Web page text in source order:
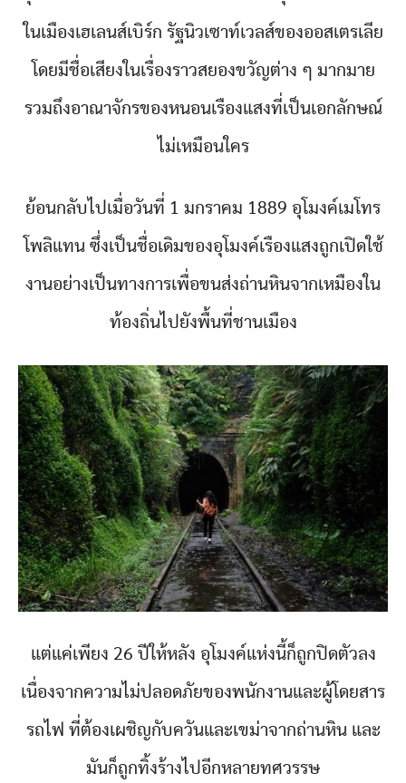
ในเมืองเฮเลนส์เบิร์ก รัฐนิวเซาท์เวลส์ของออสเตรเลีย
โดยมีชื่อเสียงในเรื่องราวสยองขวัญต่าง ๆ มากมาย
รวมถึงอาณาจักรของหนอนเรืองแสงที่เป็นเอกลักษณ์
ไม่เหมือนใคร
ย้อนกลับไปเมื่อวันที่ 1 มกราคม 1889 อุโมงค์เมโทร
โพลิแทน ซึ่งเป็นชื่อเดิมของอุโมงค์เรืองแสงถูกเปิดใช้
งานอย่างเป็นทางการเพื่อขนส่งถ่านหินจากเหมืองใน
ท้องถิ่นไปยังพื้นที่ชานเมือง
แต่แค่เพียง 26 ปีให้หลัง อุโมงค์แห่งนี้ก็ถูกปิดตัวลง
เนื่องจากความไม่ปลอดภัยของพนักงานและผู้โดยสาร
รถไฟ ที่ต้องเผชิญกับควันและเขม่าจากถ่านหิน และ
มันก็ถูกทิ้งร้างไปอีกหลายทศวรรษ